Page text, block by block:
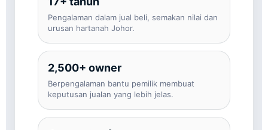
Pengalaman dalam jual beli, semakan nilai dan
urusan hartanah Johor.
2,500+ owner
Berpengalaman bantu pemilik membuat
keputusan jualan yang lebih jelas.